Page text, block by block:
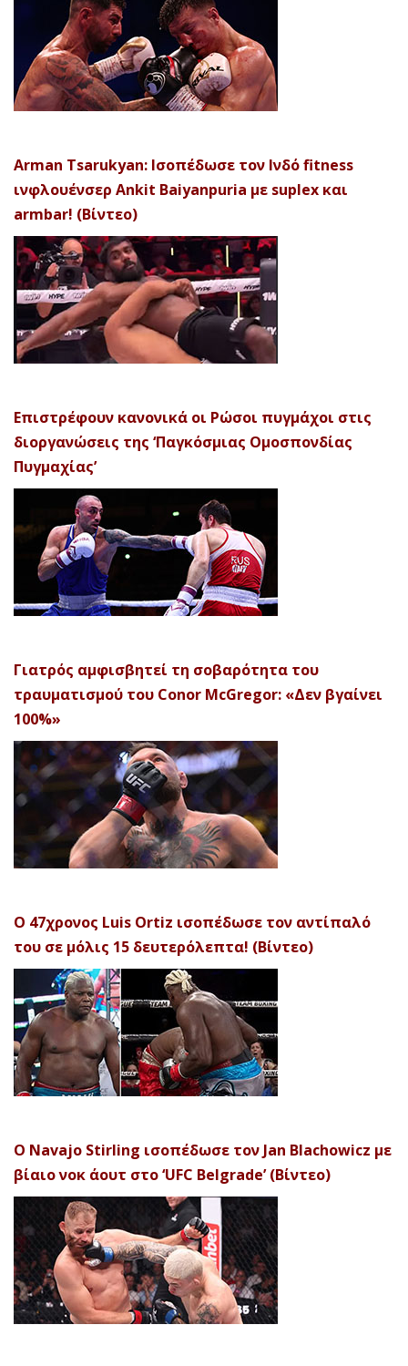
Arman Tsarukyan: Ισοπέδωσε τον Ινδό fitness
ινφλουένσερ Ankit Baiyanpuria με suplex και
armbar! (Βίντεο)
Επιστρέφουν κανονικά οι Ρώσοι πυγμάχοι στις
διοργανώσεις της ‘Παγκόσμιας Ομοσπονδίας
Πυγμαχίας’
Γιατρός αμφισβητεί τη σοβαρότητα του
τραυματισμού του Conor McGregor: «Δεν βγαίνει
100%»
Ο 47χρονος Luis Ortiz ισοπέδωσε τον αντίπαλό
του σε μόλις 15 δευτερόλεπτα! (Βίντεο)
Ο Navajo Stirling ισοπέδωσε τον Jan Blachowicz με
βίαιο νοκ άουτ στο ‘UFC Belgrade’ (Βίντεο)